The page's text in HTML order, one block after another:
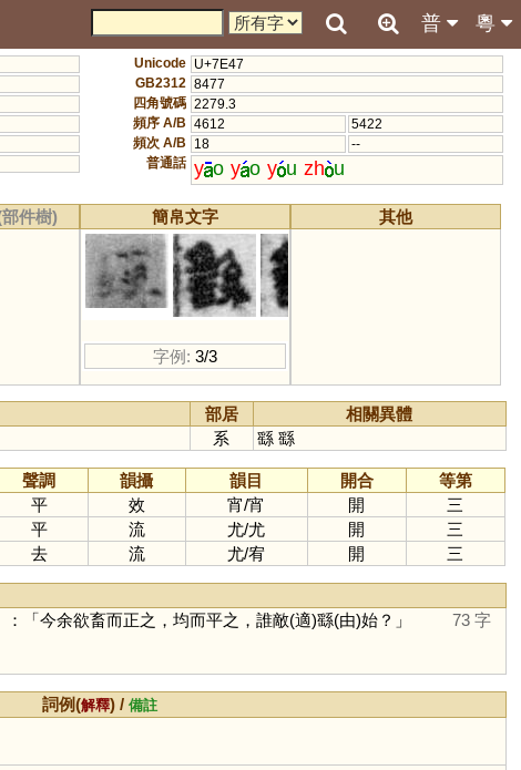
粵
普
Unicode U+7E47
GB2312 8477
四角號碼 2279.3
頻序 A/B 4612
5422
頻次 A/B
18
--
普通話 y o y o y u zh u
部件樹) 簡帛文字
字例: 3/3
其他
部居
相關異體
系 繇 繇
聲調 韻攝 韻目 開合
等第
平 效 宵/宵 開
三
平 流 尤/尤 開
三
去 流 尤/宥 開 三
「今余欲畜而正之，均而平之，誰敵(適)繇(由)始？」 73 字
詞例(解釋) /備註